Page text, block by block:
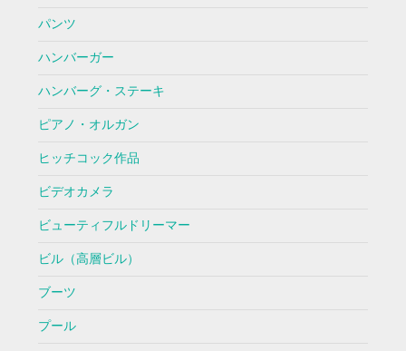
パンツ
ハンバーガー
ハンバーグ・ステーキ
ピアノ・オルガン
ヒッチコック作品
ビデオカメラ
ビューティフルドリーマー
ビル（高層ビル）
ブーツ
プール